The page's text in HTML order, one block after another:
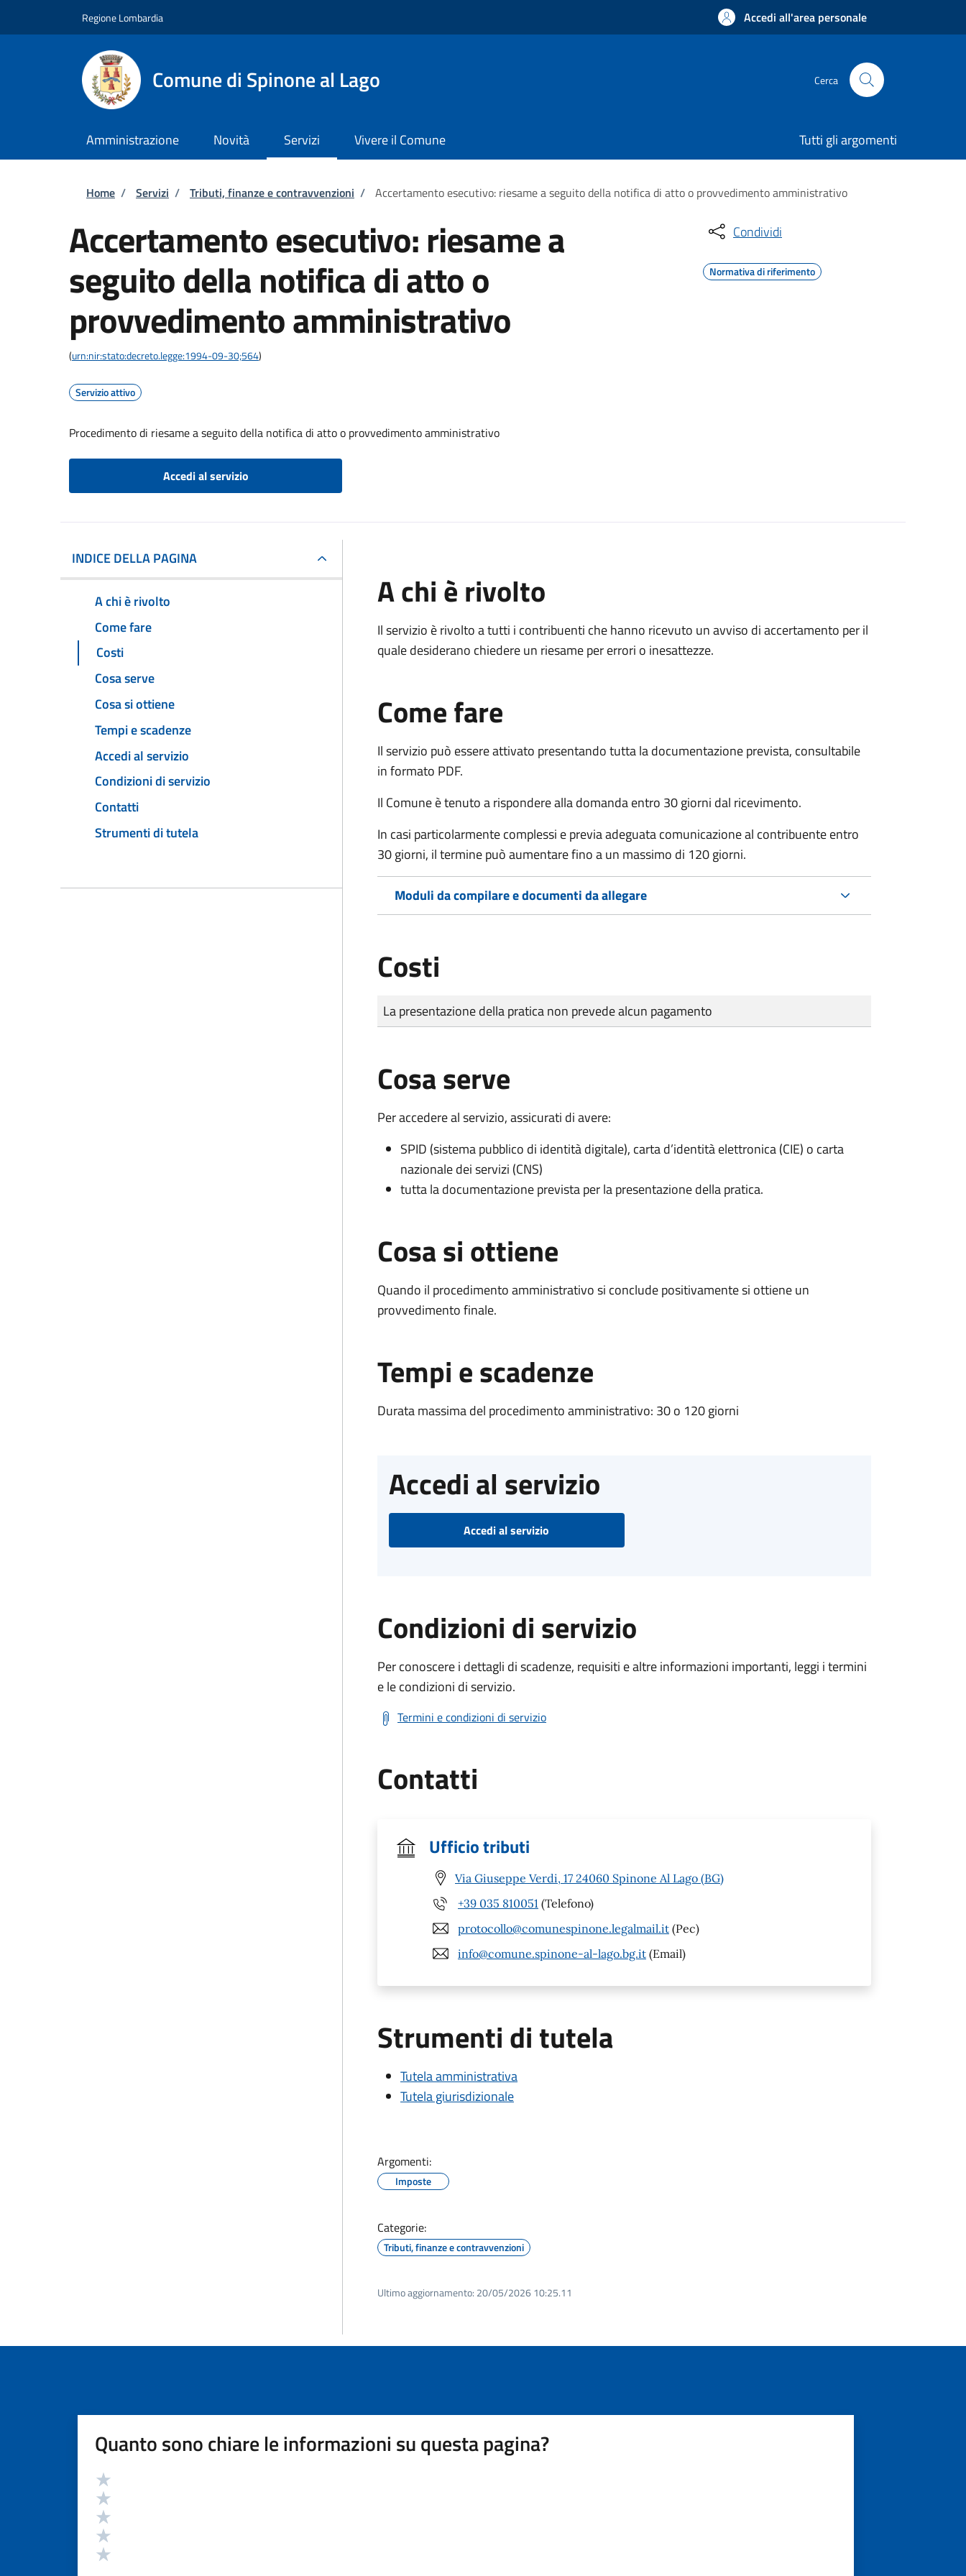
Regione Lombardia Accedi all'area personale
Comune di Spinone al Lago Cerca
Amministrazione Novità Servizi Vivere il Comune Tutti gli argomenti
Briciole di pane
Home / Servizi / Tributi, finanze e contravvenzioni / Accertamento esecutivo: riesame a seguito della notifica di atto o provvedimento amministrativo
Accertamento esecutivo: riesame a
seguito della notifica di atto o
provvedimento amministrativo
(urn:nir:stato:decreto.legge:1994-09-30;564)
Servizio attivo
Procedimento di riesame a seguito della notifica di atto o provvedimento amministrativo
Accedi al servizio
Condividi
Normativa di riferimento
INDICE DELLA PAGINA
A chi è rivolto
Come fare
Costi
Cosa serve
Cosa si ottiene
Tempi e scadenze
Accedi al servizio
Condizioni di servizio
Contatti
Strumenti di tutela
A chi è rivolto
Il servizio è rivolto a tutti i contribuenti che hanno ricevuto un avviso di accertamento per il
quale desiderano chiedere un riesame per errori o inesattezze.
Come fare
Il servizio può essere attivato presentando tutta la documentazione prevista, consultabile
in formato PDF.
Il Comune è tenuto a rispondere alla domanda entro 30 giorni dal ricevimento.
In casi particolarmente complessi e previa adeguata comunicazione al contribuente entro
30 giorni, il termine può aumentare fino a un massimo di 120 giorni.
Moduli da compilare e documenti da allegare
Costi
Tipo di pagamento
Importo
La presentazione della pratica non prevede alcun pagamento
Cosa serve
Per accedere al servizio, assicurati di avere:
SPID (sistema pubblico di identità digitale), carta d’identità elettronica (CIE) o carta
nazionale dei servizi (CNS)
tutta la documentazione prevista per la presentazione della pratica.
Cosa si ottiene
Quando il procedimento amministrativo si conclude positivamente si ottiene un
provvedimento finale.
Tempi e scadenze
Durata massima del procedimento amministrativo: 30 o 120 giorni
Accedi al servizio
Accedi al servizio
Condizioni di servizio
Per conoscere i dettagli di scadenze, requisiti e altre informazioni importanti, leggi i termini
e le condizioni di servizio.
Termini e condizioni di servizio
Contatti
Ufficio tributi
Via Giuseppe Verdi, 17 24060 Spinone Al Lago (BG)
+39 035 810051 (Telefono)
protocollo@comunespinone.legalmail.it (Pec)
info@comune.spinone-al-lago.bg.it (Email)
Strumenti di tutela
Tutela amministrativa
Tutela giurisdizionale
Argomenti:
Imposte
Categorie:
Tributi, finanze e contravvenzioni
Ultimo aggiornamento: 20/05/2026 10:25.11
Quanto sono chiare le informazioni su questa pagina?
Valutazione